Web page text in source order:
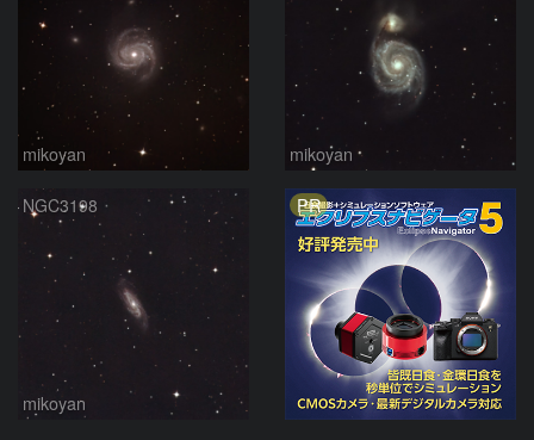
mikoyan mikoyan
NGC3198
mikoyan
PR